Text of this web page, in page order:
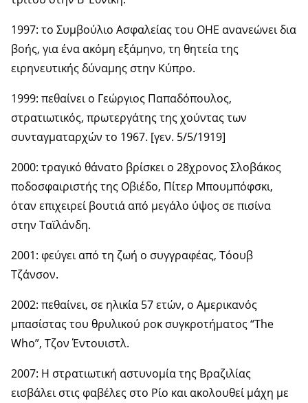
1997: το Συμβούλιο Ασφαλείας του ΟΗΕ ανανεώνει δια
βοής, για ένα ακόμη εξάμηνο, τη θητεία της
ειρηνευτικής δύναμης στην Κύπρο.
1999: πεθαίνει ο Γεώργιος Παπαδόπουλος,
στρατιωτικός, πρωτεργάτης της χούντας των
συνταγματαρχών το 1967. [γεν. 5/5/1919]
2000: τραγικό θάνατο βρίσκει ο 28χρονος Σλοβάκος
ποδοσφαιριστής της Οβιέδο, Πίτερ Μπουμπόφσκι,
όταν επιχειρεί βουτιά από μεγάλο ύψος σε πισίνα
στην Ταϊλάνδη.
2001: φεύγει από τη ζωή ο συγγραφέας, Τόουβ
Τζάνσον.
2002: πεθαίνει, σε ηλικία 57 ετών, ο Αμερικανός
μπασίστας του θρυλικού ροκ συγκροτήματος “The
Who”, Τζον Έντουιστλ.
2007: Η στρατιωτική αστυνομία της Βραζιλίας
εισβάλει στις φαβέλες στο Ρίο και ακολουθεί μάχη με